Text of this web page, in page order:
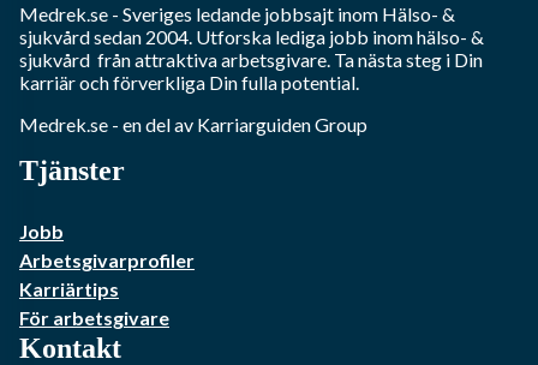
Medrek.se - Sveriges ledande jobbsajt inom Hälso- &
sjukvårdsedan 2004. Utforska lediga jobb inomhälso- &
sjukvård från attraktiva arbetsgivare. Ta nästa steg i Din
karriär och förverkliga Din fulla potential.
Medrek.se - en del av Karriarguiden Group
Tjänster
Jobb
Arbetsgivarprofiler
Karriärtips
För arbetsgivare
Kontakt